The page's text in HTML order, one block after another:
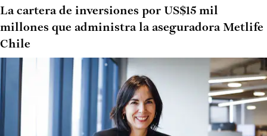
La cartera de inversiones por US$15 mil
millones que administra la aseguradora Metlife
Chile